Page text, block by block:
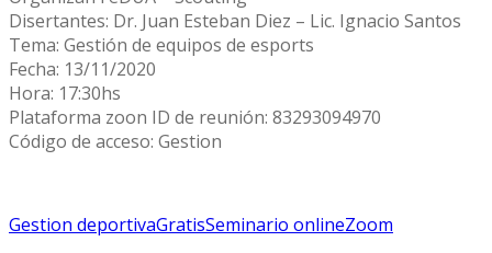
Disertantes: Dr. Juan Esteban Diez – Lic. Ignacio Santos
Tema: Gestión de equipos de esports
Fecha: 13/11/2020
Hora: 17:30hs
Plataforma zoon ID de reunión: 83293094970
Código de acceso: Gestion
Gestion deportivaGratisSeminario onlineZoom